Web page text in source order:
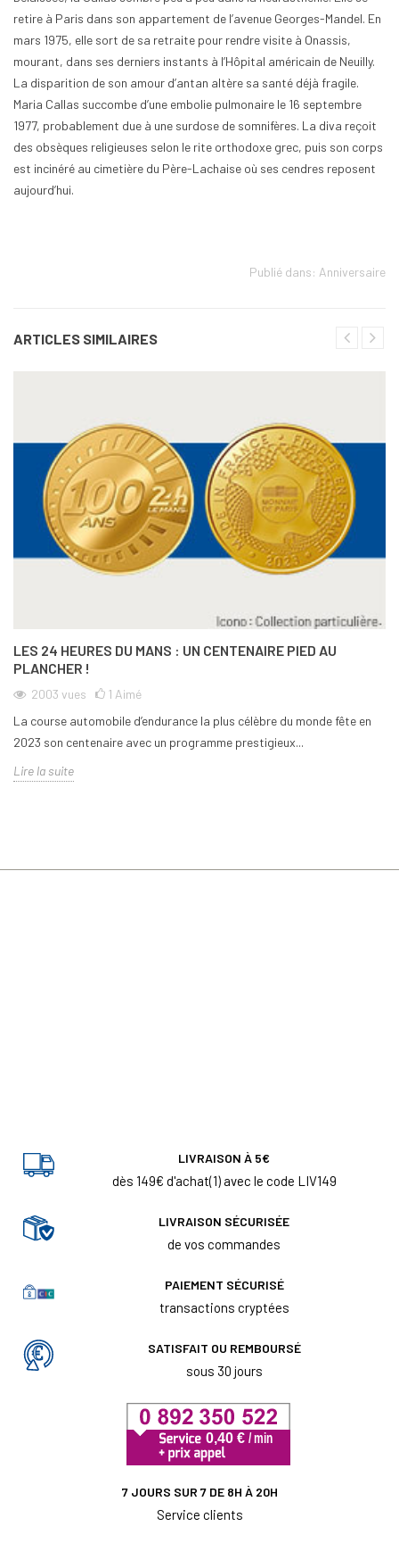
retire à Paris dans son appartement de l’avenue Georges-Mandel. En
mars 1975, elle sort de sa retraite pour rendre visite à Onassis,
mourant, dans ses derniers instants à l’Hôpital américain de Neuilly.
La disparition de son amour d’antan altère sa santé déjà fragile.
Maria Callas succombe d’une embolie pulmonaire le 16 septembre
1977, probablement due à une surdose de somnifères. La diva reçoit
des obsèques religieuses selon le rite orthodoxe grec, puis son corps
est incinéré au cimetière du Père-Lachaise où ses cendres reposent
aujourd’hui.
Publié dans: Anniversaire
ARTICLES SIMILAIRES
LES 24 HEURES DU MANS : UN CENTENAIRE PIED AU
PLANCHER !
2003 vues 1 Aimé
La course automobile d’endurance la plus célèbre du monde fête en
2023 son centenaire avec un programme prestigieux...
Lire la suite
LIVRAISON À 5€
dès 149€ d'achat(1) avec le code LIV149
LIVRAISON SÉCURISÉE
de vos commandes
PAIEMENT SÉCURISÉ
transactions cryptées
SATISFAIT OU REMBOURSÉ
sous 30 jours
7 JOURS SUR 7 DE 8H À 20H
Service clients